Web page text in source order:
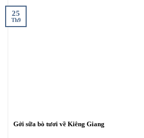
Gởi sữa bò tươi về Kiêng Giang
25
Th9